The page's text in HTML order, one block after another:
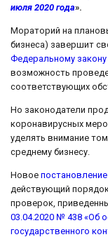
июля 2020 года».
Мораторий на
бизнеса) завершит
Федеральному
возможность
соответствующих
Но законодатели
коронавирусных
уделять внимание
среднему бизнесу.
Новое
действующий
проверок,
03.04.2020 № 438 «Об
государственного